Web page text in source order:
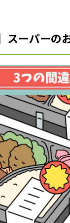
スーパーの